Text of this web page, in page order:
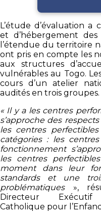
L’étude d’évaluation a
et d’hébergement
l’étendue du territoire
ont pris en compte les
aux structures
vulnérables au Togo.
cours d’un atelier
audités en trois groupes.
« Il y a les centres
s’approche des
les centres
catégories : les
fonctionnement
les centres
moment dans leur
standards et une
problématiques»,
Directeur
Catholique pour